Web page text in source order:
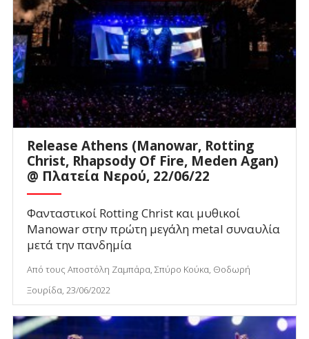
Release Athens (Manowar, Rotting
Christ, Rhapsody Of Fire, Meden Agan)
@ Πλατεία Νερού, 22/06/22
Φανταστικοί Rotting Christ και μυθικοί
Manowar στην πρώτη μεγάλη metal συναυλία
μετά την πανδημία
Από τους Αποστόλη Ζαμπάρα, Σπύρο Κούκα, Θοδωρή
Ξουρίδα, 23/06/2022